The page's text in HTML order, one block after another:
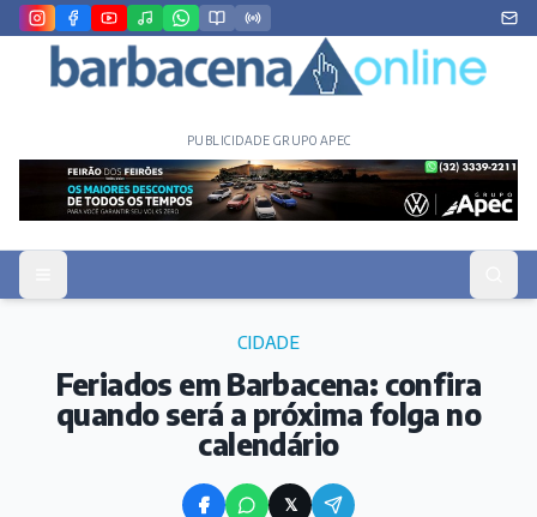
PUBLICIDADE GRUPO APEC
CIDADE
Feriados em Barbacena: confira
quando será a próxima folga no
calendário
𝕏